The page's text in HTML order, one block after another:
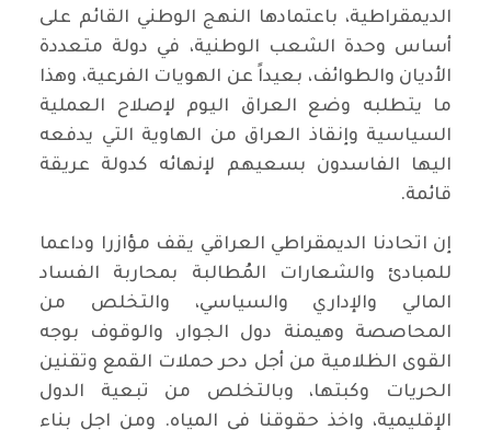
الديمقراطية، باعتمادها النهج الوطني القائم على
أساس وحدة الشعب الوطنية، في دولة متعددة
الأديان والطوائف، بعيداً عن الهويات الفرعية، وهذا
ما يتطلبه وضع العراق اليوم لإصلاح العملية
السياسية وإنقاذ العراق من الهاوية التي يدفعه
اليها الفاسدون بسعيهم لإنهائه كدولة عريقة
قائمة.
إن اتحادنا الديمقراطي العراقي يقف مؤازرا وداعما
للمبادئ والشعارات المُطالبة بمحاربة الفساد
المالي والإداري والسياسي، والتخلص من
المحاصصة وهيمنة دول الجوار، والوقوف بوجه
القوى الظلامية من أجل دحر حملات القمع وتقنين
الحريات وكبتها، وبالتخلص من تبعية الدول
الإقليمية، واخذ حقوقنا في المياه. ومن اجل بناء